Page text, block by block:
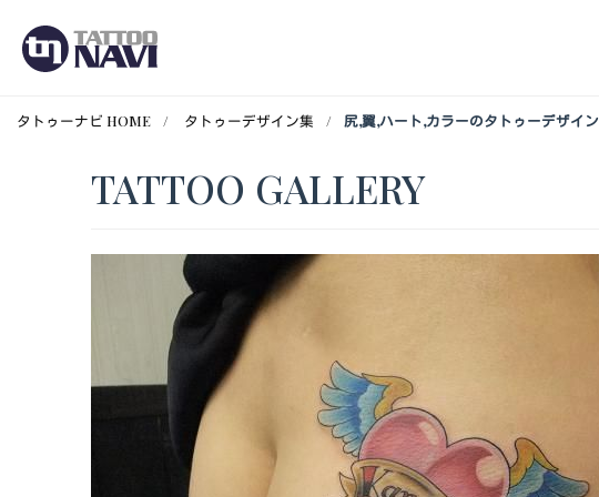
タトゥーナビ HOME タトゥーデザイン集 尻,翼,ハート,カラーのタトゥーデザイン
TATTOO GALLERY